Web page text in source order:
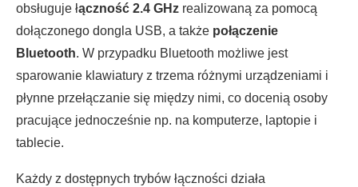
obsługuje łączność 2.4 GHz realizowaną za pomocą
dołączonego dongla USB, a także połączenie
Bluetooth. W przypadku Bluetooth możliwe jest
sparowanie klawiatury z trzema różnymi urządzeniami i
płynne przełączanie się między nimi, co docenią osoby
pracujące jednocześnie np. na komputerze, laptopie i
tablecie.
Każdy z dostępnych trybów łączności działa